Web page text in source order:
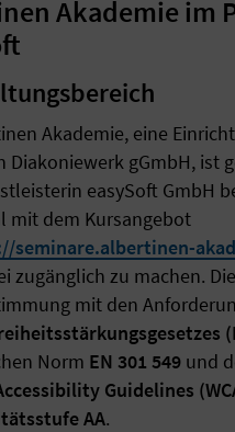
Akademie im
Akademie, eine
Diakoniewerk gGmbH, ist
easySoft GmbH
mit dem Kursangebot
seminare.albertinen-
zugänglich zu machen.
mit den
Norm EN 301 549 und
Guidelines
AA.